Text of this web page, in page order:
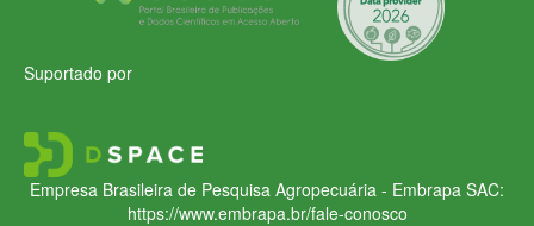
Suportado por
Empresa Brasileira de Pesquisa Agropecuária - Embrapa SAC:
https://www.embrapa.br/fale-conosco